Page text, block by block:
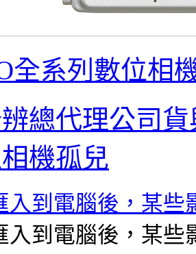
全系列數位相
總代理公司
機孤兒
入到電腦後，某些
入到電腦後，某些